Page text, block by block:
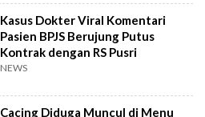
Kasus Dokter Viral Komentari
Pasien BPJS Berujung Putus
Kontrak dengan RS Pusri
NEWS
Cacing Diduga Muncul di Menu